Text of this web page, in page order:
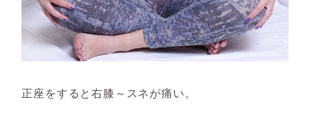
正座をすると右膝～スネが痛い。